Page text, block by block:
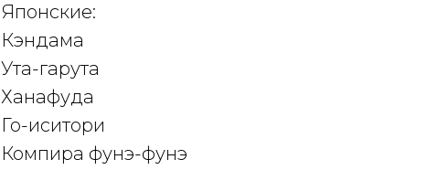
Японские:
Кэндама
Ута-гарута
Ханафуда
Го-иситори
Компира фунэ-фунэ